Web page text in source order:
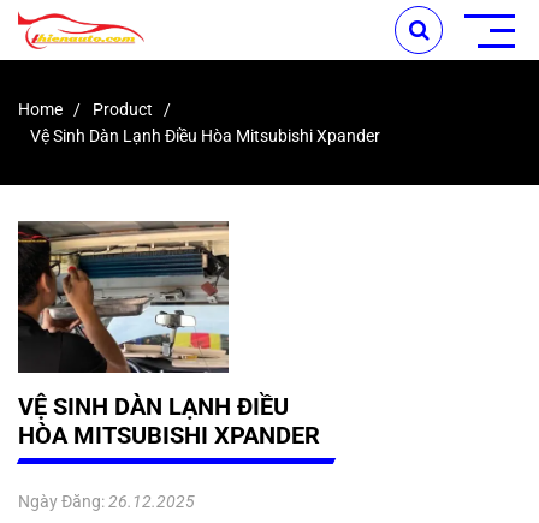
Home
Product
Vệ Sinh Dàn Lạnh Điều Hòa Mitsubishi Xpander
VỆ SINH DÀN LẠNH ĐIỀU
HÒA MITSUBISHI XPANDER
Ngày Đăng: 26.12.2025